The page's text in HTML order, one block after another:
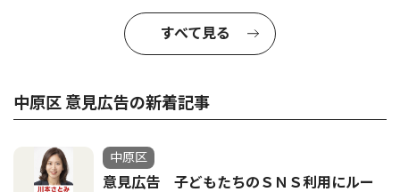
すべて見る
中原区 意見広告の新着記事
中原区
意見広告 子どもたちのＳＮＳ利用にルー